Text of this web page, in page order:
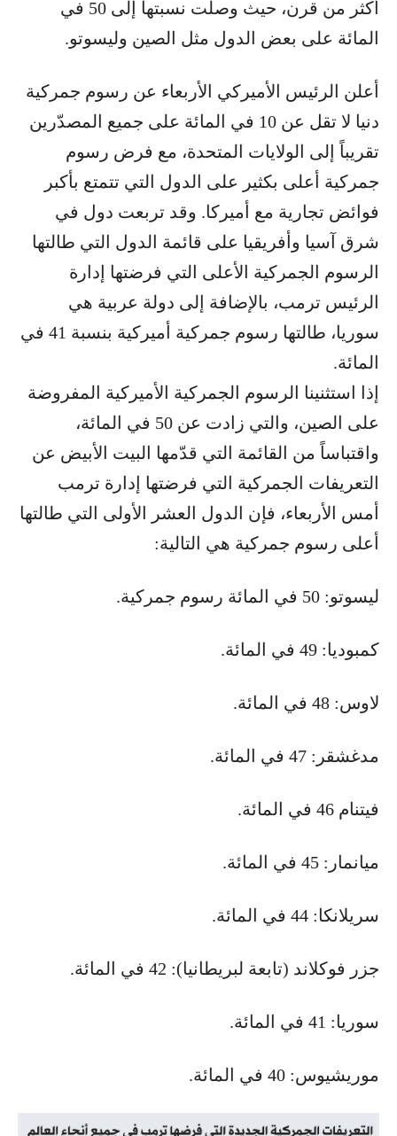
أكثر من قرن، حيث وصلت نسبتها إلى 50 في
المائة على بعض الدول مثل الصين وليسوتو.
أعلن الرئيس الأميركي الأربعاء عن رسوم جمركية
دنيا لا تقل عن 10 في المائة على جميع المصدّرين
تقريباً إلى الولايات المتحدة، مع فرض رسوم
جمركية أعلى بكثير على الدول التي تتمتع بأكبر
فوائض تجارية مع أميركا. وقد تربعت دول في
شرق آسيا وأفريقيا على قائمة الدول التي طالتها
الرسوم الجمركية الأعلى التي فرضتها إدارة
الرئيس ترمب، بالإضافة إلى دولة عربية هي
سوريا، طالتها رسوم جمركية أميركية بنسبة 41 في
المائة.
إذا استثنينا الرسوم الجمركية الأميركية المفروضة
على الصين، والتي زادت عن 50 في المائة،
واقتباساً من القائمة التي قدّمها البيت الأبيض عن
التعريفات الجمركية التي فرضتها إدارة ترمب
أمس الأربعاء، فإن الدول العشر الأولى التي طالتها
أعلى رسوم جمركية هي التالية:
ليسوتو: 50 في المائة رسوم جمركية.
كمبوديا: 49 في المائة.
لاوس: 48 في المائة.
مدغشقر: 47 في المائة.
فيتنام 46 في المائة.
ميانمار: 45 في المائة.
سريلانكا: 44 في المائة.
جزر فوكلاند (تابعة لبريطانيا): 42 في المائة.
سوريا: 41 في المائة.
موريشيوس: 40 في المائة.